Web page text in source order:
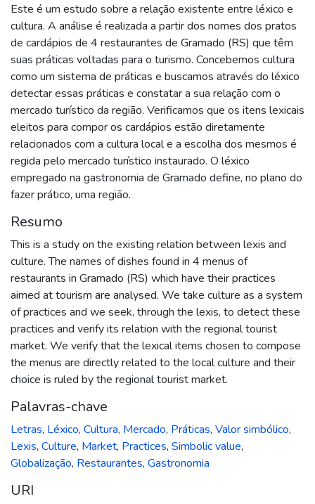
Este é um estudo sobre a relação existente entre léxico e
cultura. A análise é realizada a partir dos nomes dos pratos
de cardápios de 4 restaurantes de Gramado (RS) que têm
suas práticas voltadas para o turismo. Concebemos cultura
como um sistema de práticas e buscamos através do léxico
detectar essas práticas e constatar a sua relação com o
mercado turístico da região. Verificamos que os itens lexicais
eleitos para compor os cardápios estão diretamente
relacionados com a cultura local e a escolha dos mesmos é
regida pelo mercado turístico instaurado. O léxico
empregado na gastronomia de Gramado define, no plano do
fazer prático, uma região.
Resumo
This is a study on the existing relation between lexis and
culture. The names of dishes found in 4 menus of
restaurants in Gramado (RS) which have their practices
aimed at tourism are analysed. We take culture as a system
of practices and we seek, through the lexis, to detect these
practices and verify its relation with the regional tourist
market. We verify that the lexical items chosen to compose
the menus are directly related to the local culture and their
choice is ruled by the regional tourist market.
Palavras-chave
Letras, Léxico, Cultura, Mercado, Práticas, Valor simbólico,
Lexis, Culture, Market, Practices, Simbolic value,
Globalização, Restaurantes, Gastronomia
URI